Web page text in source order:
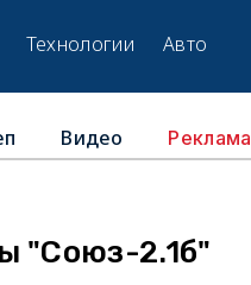
Технологии Авто
Видео Реклама
"Союз-2.1б"